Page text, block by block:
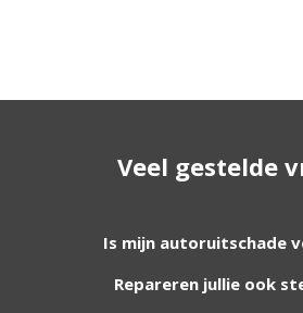
Geen resultaat? Wij
ruit er niet tussen? Grote kans
contact met u op.
Veel gestelde
Is mijn autoruitschade
Repareren jullie ook